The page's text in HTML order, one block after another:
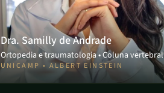
Dra. Samilly de Andrade
Ortopedia e traumatologia • Coluna vertebral
UNICAMP • ALBERT EINSTEIN